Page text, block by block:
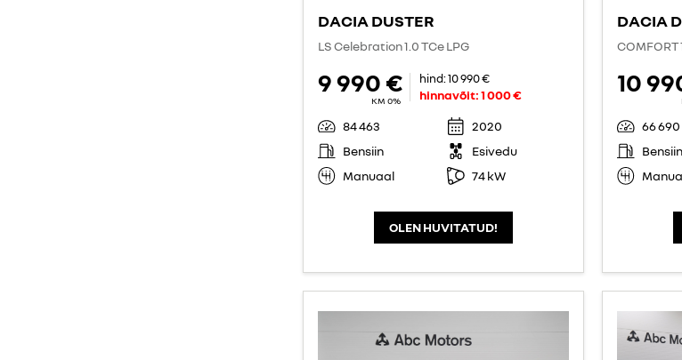
DACIA DUSTER
LS Celebration 1.0 TCe LPG
9 990 €
KM 0%
hind:10 990 €
hinnavõit:1 000 €
84 463
2020
Bensiin
Esivedu
Manuaal
74 kW
OLEN HUVITATUD!
DACIA
COMFORT
10
66 690
Bensiin